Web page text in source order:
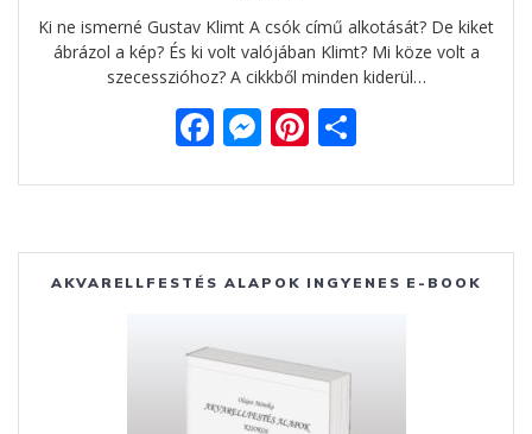
Ki ne ismerné Gustav Klimt A csók című alkotását? De kiket
ábrázol a kép? És ki volt valójában Klimt? Mi köze volt a
szecesszióhoz? A cikkből minden kiderül…
F
e
b
o
k
M
ss
e
n
er
Pi
er
e
st
za
m
e
AKVARELLFESTÉS ALAPOK INGYENES E-BOOK